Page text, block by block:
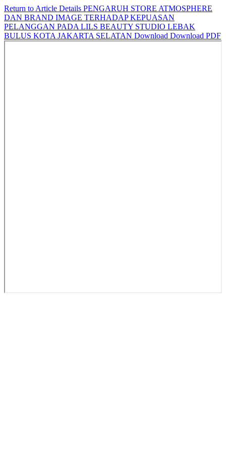
Return to Article Details PENGARUH STORE ATMOSPHERE
DAN BRAND IMAGE TERHADAP KEPUASAN
PELANGGAN PADA LILS BEAUTY STUDIO LEBAK
BULUS KOTA JAKARTA SELATAN Download Download PDF